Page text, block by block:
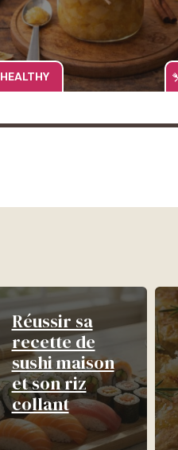
HEALTHY
Réussir sa
recette de
sushi maison
et son riz
collant